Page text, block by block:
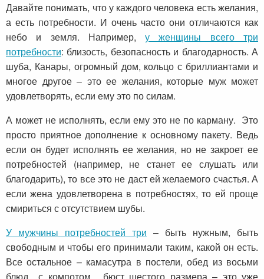
Давайте понимать, что у каждого человека есть желания,
а есть потребности. И очень часто они отличаются как
небо и земля. Например,у женщины всего три
потребности: близость, безопасность и благодарность. А
шуба, Канары, огромный дом, кольцо с бриллиантами и
многое другое – это ее желания, которые муж может
удовлетворять, если ему это по силам.
А может не исполнять, если ему это не по карману. Это
просто приятное дополнение к основному пакету. Ведь
если он будет исполнять ее желания, но не закроет ее
потребностей (например, не станет ее слушать или
благодарить), то все это не даст ей желаемого счастья. А
если жена удовлетворена в потребностях, то ей проще
смириться с отсутствием шубы.
У мужчины потребностей три – быть нужным, быть
свободным и чтобы его принимали таким, какой он есть.
Все остальное – камасутра в постели, обед из восьми